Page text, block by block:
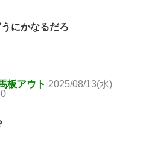
にかなるだろ
板アウト 2025/08/13(水)